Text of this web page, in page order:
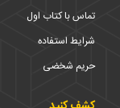
تماس با کتاب اول
شرایط استفاده
حریم شخضی